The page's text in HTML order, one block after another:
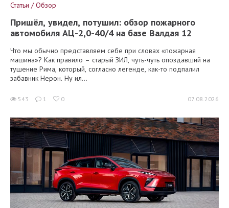
Статьи / Обзор
Пришёл, увидел, потушил: обзор пожарного
автомобиля АЦ-2,0-40/4 на базе Валдая 12
Что мы обычно представляем себе при словах «пожарная
машина»? Как правило – старый ЗИЛ, чуть-чуть опоздавший на
тушение Рима, который, согласно легенде, как-то подпалил
забавник Нерон. Ну ил...
543 1 0 07.08.2026